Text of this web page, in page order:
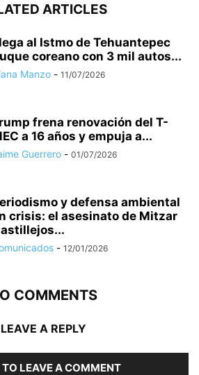
ARTICLES
al Istmo de Tehuantepec
coreano con 3 mil autos...
Manzo - 11/07/2026
frena renovación del T-
a 16 años y empuja a...
Guerrero - 01/07/2026
y defensa ambiental
crisis: el asesinato de Mitzar
- 12/01/2026
COMMENTS
LEAVE A REPLY
TO LEAVE A COMMENT